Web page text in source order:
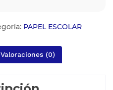
PAPEL ESCOLAR
Valoraciones (0)